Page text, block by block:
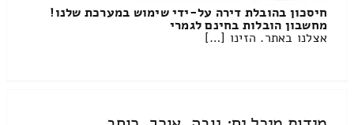
חיסכון בהובלת דירה על-ידי שימוש במערכת שלנו!
מחשבון הובלות בחינם לגמרי
אצלנו באתר. הזינו […]